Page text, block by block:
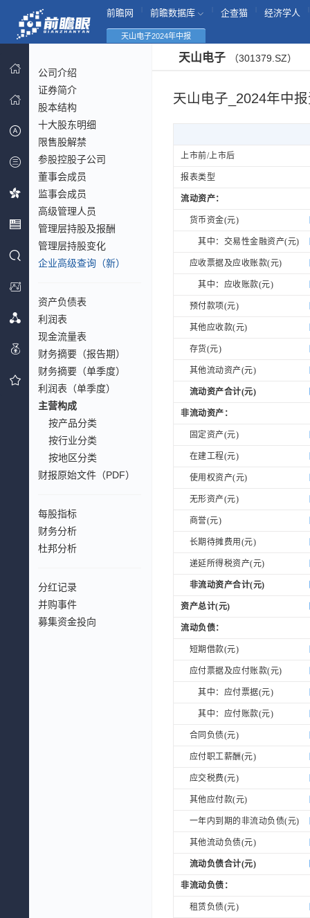
前瞻网 前瞻数据库 企查猫 经济学人
天山电子2024年中报
公司介绍
证券简介
股本结构
十大股东明细
限售股解禁
参股控股子公司
董事会成员
监事会成员
高级管理人员
管理层持股及报酬
管理层持股变化
企业高级查询（新）
资产负债表
利润表
现金流量表
财务摘要（报告期）
财务摘要（单季度）
利润表（单季度）
主营构成
按产品分类
按行业分类
按地区分类
财报原始文件（PDF）
每股指标
财务分析
杜邦分析
分红记录
并购事件
募集资金投向
天山电子 （301379.SZ）
天山电子_2024年中
上市前/上市后
报表类型
流动资产：
货币资金(元)
其中：交易性金融资产(元)
应收票据及应收账款(元)
其中：应收账款(元)
预付款项(元)
其他应收款(元)
存货(元)
其他流动资产(元)
流动资产合计(元)
非流动资产：
固定资产(元)
在建工程(元)
使用权资产(元)
无形资产(元)
商誉(元)
长期待摊费用(元)
递延所得税资产(元)
非流动资产合计(元)
资产总计(元)
流动负债：
短期借款(元)
应付票据及应付账款(元)
其中：应付票据(元)
其中：应付账款(元)
合同负债(元)
应付职工薪酬(元)
应交税费(元)
其他应付款(元)
一年内到期的非流动负债(元)
其他流动负债(元)
流动负债合计(元)
非流动负债：
租赁负债(元)